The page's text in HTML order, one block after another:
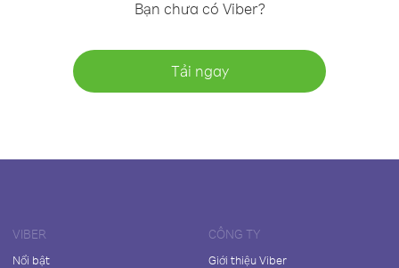
Bạn chưa có Viber?
Tải ngay
VIBER
Nổi bật
CÔNG TY
Giới thiệu Viber